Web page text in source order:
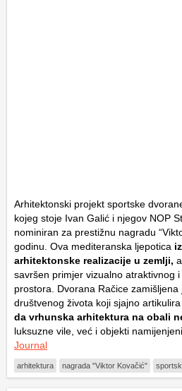
Arhitektonski projekt sportske
kojeg stoje Ivan Galić i njegov NOP
nominiran za prestižnu nagradu
godinu. Ova mediteranska ljepotica
arhitektonske realizacije u zemlji,
savršen primjer vizualno atraktivnog
prostora. Dvorana Račice
društvenog života koji sjajno artikulira
da vrhunska arhitektura na obali
luksuzne vile, već i objekti
Journal
arhitektura nagrada "Viktor Kovačić"